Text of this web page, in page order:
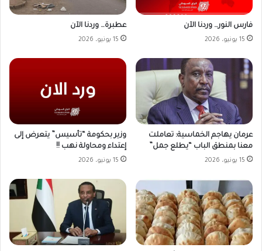
فارس النور… وردنا الآن
15 يونيو، 2026
عطبرة… وردنا الآن
15 يونيو، 2026
عرمان يهاجم الخماسية: تعاملت
معنا بمنطق الباب “يطلع جمل”
15 يونيو، 2026
وزير بحكومة “تأسيس” يتعرض إلى
إعتداء ومحاولة نهب !!
15 يونيو، 2026